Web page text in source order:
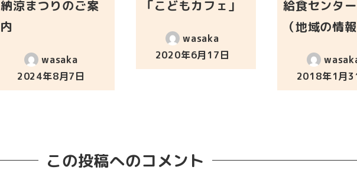
納涼まつりのご案
内
wasaka
投稿日
2024年8月7日
「こどもカフェ」
wasaka
投稿日
2020年6月17日
給食センタ
（地域の情報
投稿日
2018年1月
この投稿へのコメント